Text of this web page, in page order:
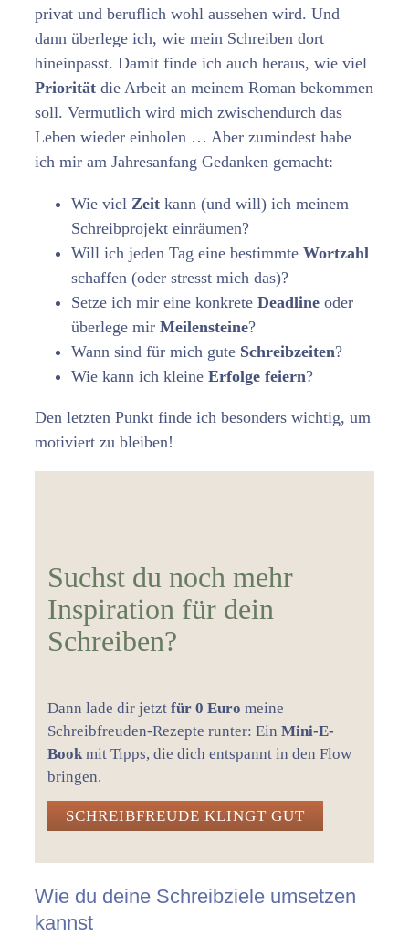
privat und beruflich wohl aussehen wird. Und
dann überlege ich, wie mein Schreiben dort
hineinpasst. Damit finde ich auch heraus, wie viel
Priorität die Arbeit an meinem Roman bekommen
soll. Vermutlich wird mich zwischendurch das
Leben wieder einholen … Aber zumindest habe
ich mir am Jahresanfang Gedanken gemacht:
Wie viel Zeit kann (und will) ich meinem
Schreibprojekt einräumen?
Will ich jeden Tag eine bestimmte Wortzahl
schaffen (oder stresst mich das)?
Setze ich mir eine konkrete Deadline oder
überlege mir Meilensteine?
Wann sind für mich gute Schreibzeiten?
Wie kann ich kleine Erfolge feiern?
Den letzten Punkt finde ich besonders wichtig, um
motiviert zu bleiben!
Suchst du noch mehr
Inspiration für dein
Schreiben?
Dann lade dir jetzt für 0 Euro meine
Schreibfreuden-Rezepte runter: Ein Mini-E-
Bookmit Tipps, die dich entspannt in den Flow
bringen.
SCHREIBFREUDE KLINGT GUT
Wie du deine Schreibziele umsetzen
kannst